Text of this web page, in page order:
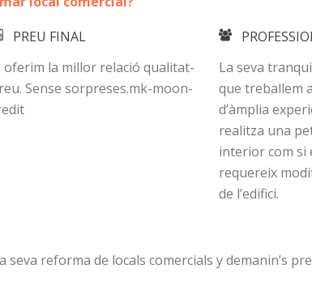
PREU FINAL
oferim la millor relació qualitat-
Sense sorpreses.mk-moon-
La seva
que treballem
d’àmplia
realitza una
interior com si
requereix
de l’edifici.
reforma de locals comercials y demanin’s